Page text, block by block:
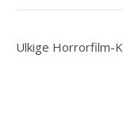
Ulkige Horrorfilm-